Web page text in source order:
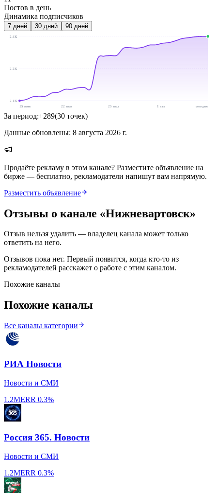
Постов в день
Динамика подписчиков
7 дней 30 дней 90 дней
2.4K
2.2K
2.1K
15 июн
22 июн 25 июл 1 авг сегодня
За период:+289(30 точек)
Данные обновлены: 8 августа 2026 г.
Продаёте рекламу в этом канале? Разместите объявление на
бирже — бесплатно, рекламодатели напишут вам напрямую.
Разместить объявление
Отзывы о канале «Нижневартовск»
Отзыв нельзя удалить — владелец канала может только
ответить на него.
Отзывов пока нет. Первый появится, когда кто-то из
рекламодателей расскажет о работе с этим каналом.
Похожие каналы
Похожие каналы
Все каналы категории
РИА Новости
Новости и СМИ
1.2MERR 0.3%
Россия 365. Новости
Новости и СМИ
1.2MERR 0.3%